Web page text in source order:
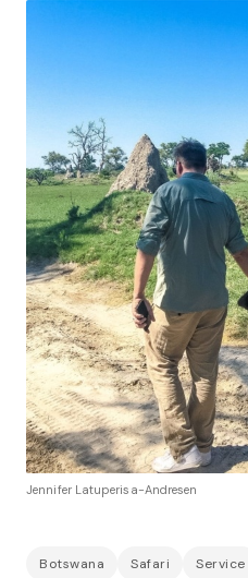
Jennifer Latuperisa-Andresen
Botswana Safari Service